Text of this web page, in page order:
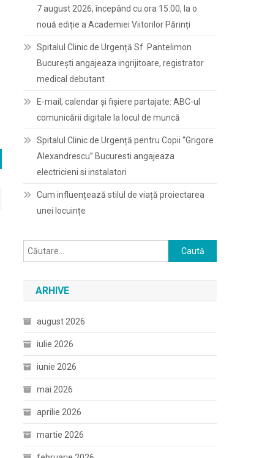
7 august 2026, începând cu ora 15:00, la o
nouă ediție a Academiei Viitorilor Părinți
Spitalul Clinic de Urgență Sf .Pantelimon
București angajeaza ingrijitoare, registrator
medical debutant
E-mail, calendar şi fişiere partajate: ABC-ul
comunicării digitale la locul de muncă
Spitalul Clinic de Urgență pentru Copii “Grigore
Alexandrescu” Bucuresti angajeaza
electricieni si instalatori
Cum influențează stilul de viață proiectarea
unei locuințe
Caută
după:
ARHIVE
august 2026
iulie 2026
iunie 2026
mai 2026
aprilie 2026
martie 2026